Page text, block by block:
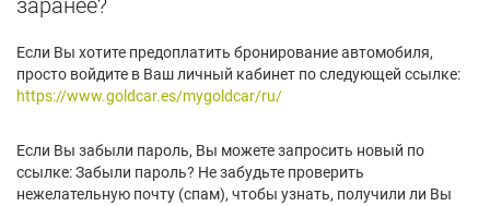
заранее?
Если Вы хотите предоплатить бронирование автомобиля,
просто войдите в Ваш личный кабинет по следующей ссылке:
https://www.goldcar.es/mygoldcar/ru/
Если Вы забыли пароль, Вы можете запросить новый по
ссылке: Забыли пароль? Не забудьте проверить
нежелательную почту (спам), чтобы узнать, получили ли Вы